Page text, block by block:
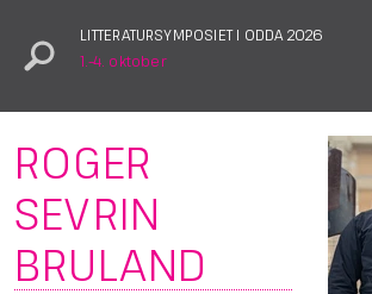
LITTERATURSYMPOSIET I ODDA 2026
1.–4. oktober
ROGER
SEVRIN
BRULAND